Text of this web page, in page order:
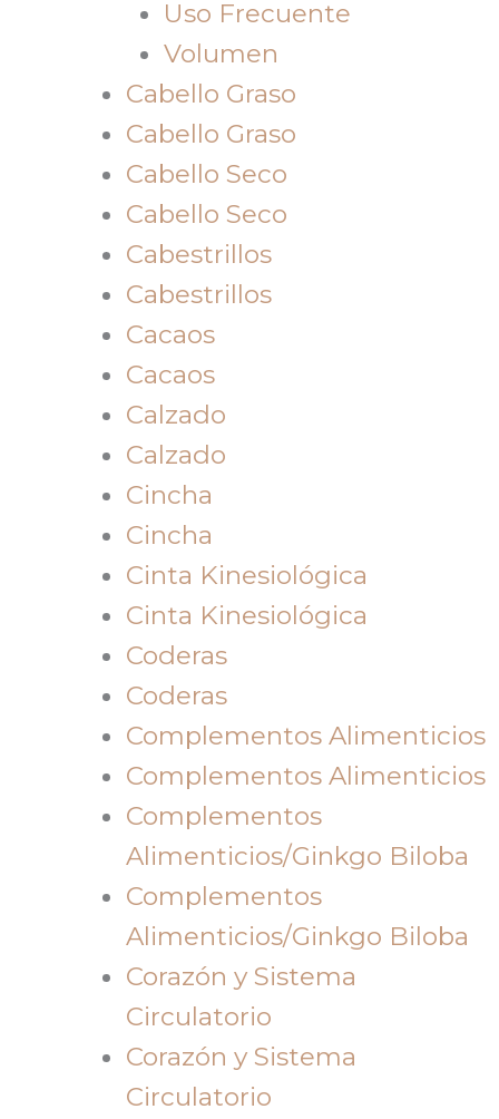
Uso Frecuente
Volumen
Cabello Graso
Cabello Graso
Cabello Seco
Cabello Seco
Cabestrillos
Cabestrillos
Cacaos
Cacaos
Calzado
Calzado
Cincha
Cincha
Cinta Kinesiológica
Cinta Kinesiológica
Coderas
Coderas
Complementos Alimenticios
Complementos Alimenticios
Complementos
Alimenticios/Ginkgo Biloba
Complementos
Alimenticios/Ginkgo Biloba
Corazón y Sistema
Circulatorio
Corazón y Sistema
Circulatorio